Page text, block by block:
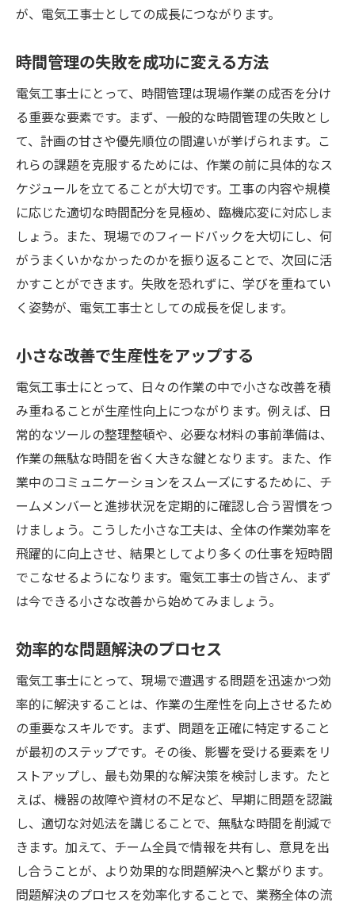
が、電気工事士としての成長につながります。
時間管理の失敗を成功に変える方法
電気工事士にとって、時間管理は現場作業の成否を分け
る重要な要素です。まず、一般的な時間管理の失敗とし
て、計画の甘さや優先順位の間違いが挙げられます。こ
れらの課題を克服するためには、作業の前に具体的なス
ケジュールを立てることが大切です。工事の内容や規模
に応じた適切な時間配分を見極め、臨機応変に対応しま
しょう。また、現場でのフィードバックを大切にし、何
がうまくいかなかったのかを振り返ることで、次回に活
かすことができます。失敗を恐れずに、学びを重ねてい
く姿勢が、電気工事士としての成長を促します。
小さな改善で生産性をアップする
電気工事士にとって、日々の作業の中で小さな改善を積
み重ねることが生産性向上につながります。例えば、日
常的なツールの整理整頓や、必要な材料の事前準備は、
作業の無駄な時間を省く大きな鍵となります。また、作
業中のコミュニケーションをスムーズにするために、チ
ームメンバーと進捗状況を定期的に確認し合う習慣をつ
けましょう。こうした小さな工夫は、全体の作業効率を
飛躍的に向上させ、結果としてより多くの仕事を短時間
でこなせるようになります。電気工事士の皆さん、まず
は今できる小さな改善から始めてみましょう。
効率的な問題解決のプロセス
電気工事士にとって、現場で遭遇する問題を迅速かつ効
率的に解決することは、作業の生産性を向上させるため
の重要なスキルです。まず、問題を正確に特定すること
が最初のステップです。その後、影響を受ける要素をリ
ストアップし、最も効果的な解決策を検討します。たと
えば、機器の故障や資材の不足など、早期に問題を認識
し、適切な対処法を講じることで、無駄な時間を削減で
きます。加えて、チーム全員で情報を共有し、意見を出
し合うことが、より効果的な問題解決へと繋がります。
問題解決のプロセスを効率化することで、業務全体の流